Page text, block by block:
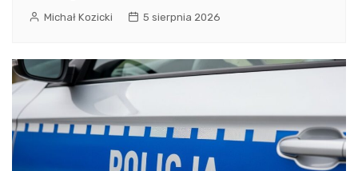
Michał Kozicki 5 sierpnia 2026